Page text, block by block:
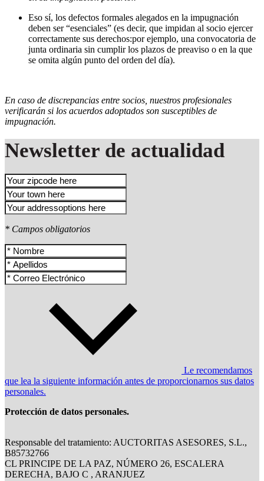
Eso sí, los defectos formales alegados en la impugnación
deben ser “esenciales” (es decir, que impidan al socio ejercer
correctamente sus derechos:por ejemplo, una convocatoria de
junta ordinaria sin cumplir los plazos de preaviso o en la que
se omita algún punto del orden del día).
En caso de discrepancias entre socios, nuestros profesionales
verificarán si los acuerdos adoptados son susceptibles de
impugnación.
Newsletter de actualidad
* Campos obligatorios
Le recomendamos
que lea la siguiente información antes de proporcionarnos sus datos
personales.
Protección de datos personales.
Responsable del tratamiento: AUCTORITAS ASESORES, S.L.,
B85732766
CL PRINCIPE DE LA PAZ, NÚMERO 26, ESCALERA
DERECHA, BAJO C , ARANJUEZ